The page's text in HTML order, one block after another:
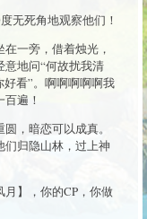
无死角地观察他们！
一旁，借着烛光，
意地问“何故扰我清
看”。啊啊啊啊啊我
遍！
，暗恋可以成真。
归隐山林，过上神
】，你的CP，你做